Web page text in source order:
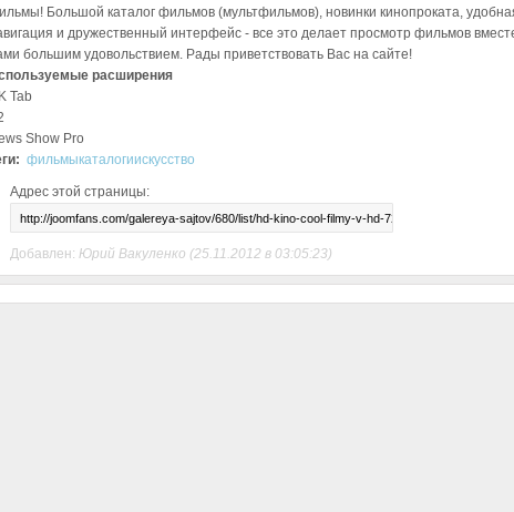
Большой каталог фильмов (мультфильмов), новинки кинопроката,
и дружественный интерфейс - все это делает просмотр фильмов
большим удовольствием. Рады приветствовать Вас на сайте!
расширения
Tab
Show Pro
фильмыкаталогиискусство
Адрес этой страницы:
Добавлен: Юрий Вакуленко (25.11.2012 в 03:05:23)